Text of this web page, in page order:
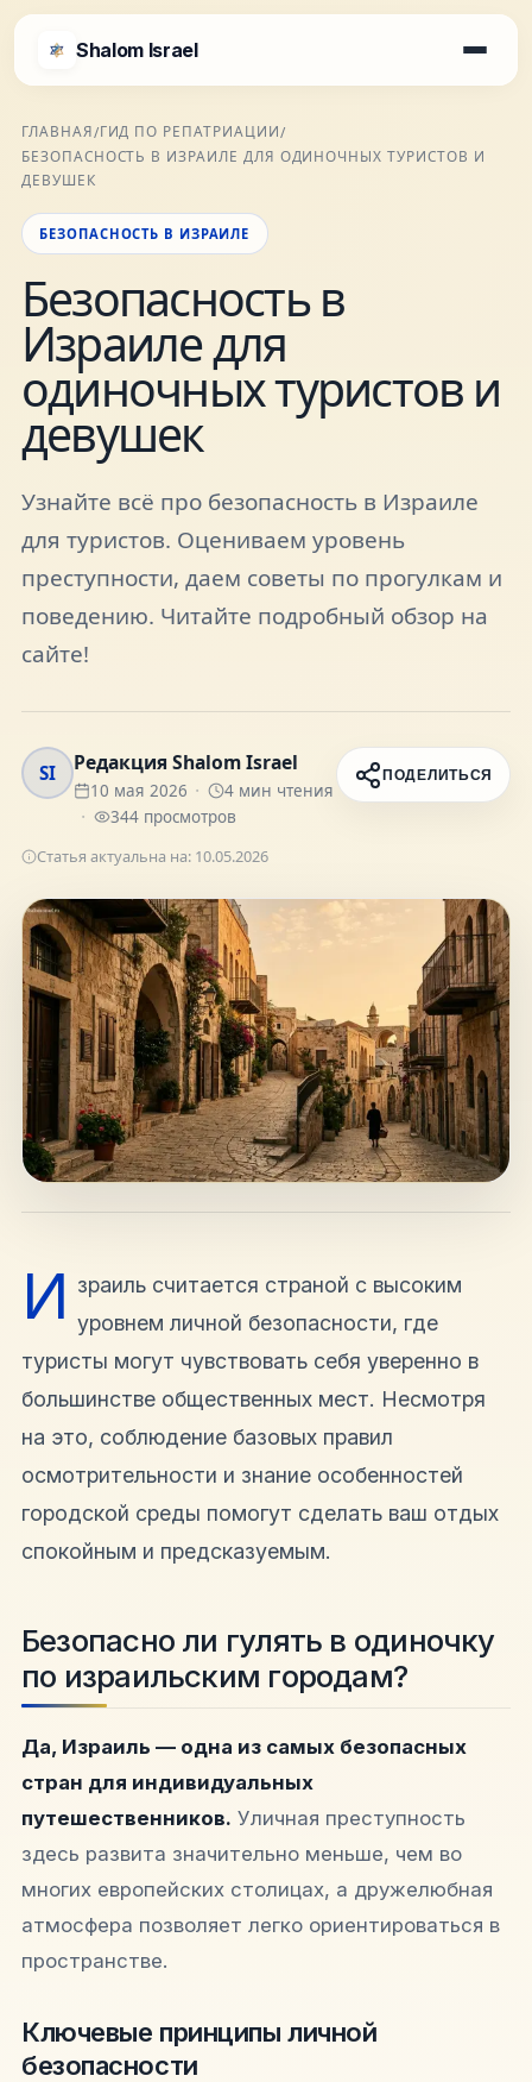
Shalom Israel
Блог
Афиша
Специалисты
О нас
Присоединяйтесь к нам
жизни в Израиле
Подписаться
Telegram
hello@shalomisrael.ru
ГЛАВНАЯ/ГИД ПО РЕПАТРИАЦИИ/
БЕЗОПАСНОСТЬ В ИЗРАИЛЕ ДЛЯ ОДИНОЧНЫХ ТУРИСТОВ И
ДЕВУШЕК
БЕЗОПАСНОСТЬ В ИЗРАИЛЕ
Безопасность в
Израиле для
одиночных туристов и
девушек
Узнайте всё про безопасность в Израиле
для туристов. Оцениваем уровень
преступности, даем советы по прогулкам и
поведению. Читайте подробный обзор на
сайте!
SI Редакция Shalom Israel
10 мая 2026 4мин чтения
344просмотров
ПОДЕЛИТЬСЯ
Статья актуальна на: 10.05.2026
И зраиль считается страной с высоким
уровнем личной безопасности, где
туристы могут чувствовать себя уверенно в
большинстве общественных мест. Несмотря
на это, соблюдение базовых правил
осмотрительности и знание особенностей
городской среды помогут сделать ваш отдых
спокойным и предсказуемым.
Безопасно ли гулять в одиночку
по израильским городам?
Да, Израиль — одна из самых безопасных
стран для индивидуальных
путешественников. Уличная преступность
здесь развита значительно меньше, чем во
многих европейских столицах, а дружелюбная
атмосфера позволяет легко ориентироваться в
пространстве.
Ключевые принципы личной
безопасности